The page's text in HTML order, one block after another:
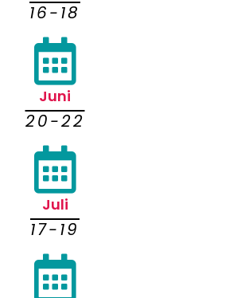
16-18
Juni
20-22
Juli
17-19